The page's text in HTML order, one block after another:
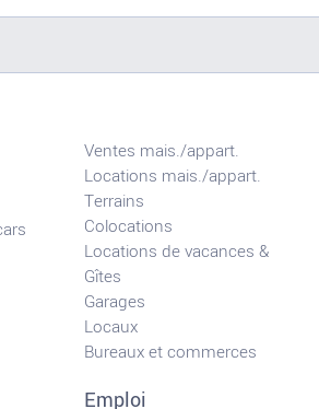
Ventes mais./appart.
Locations mais./appart.
Terrains
Colocations
Locations de vacances &
Gîtes
Garages
Locaux
Bureaux et commerces
Emploi